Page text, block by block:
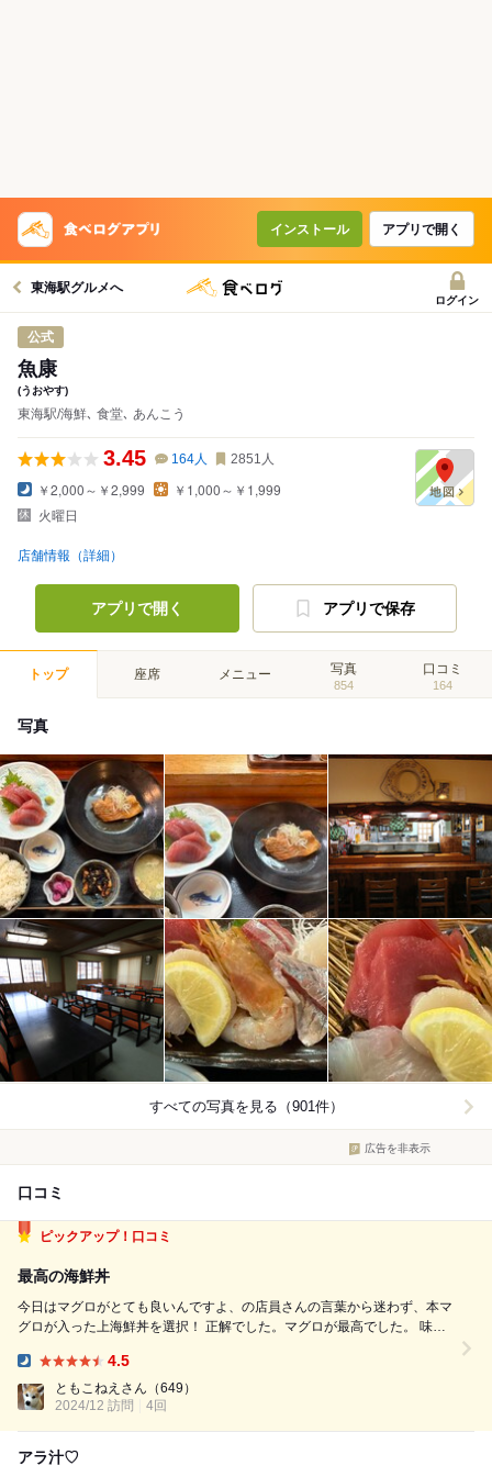
インストール アプリで開く
東海駅グルメへ
ログイン
公式
魚康
(うおやす)
東海駅/海鮮､ 食堂､ あんこう
3.45 164人 2851 人
￥2,000～￥2,999
￥1,000～￥1,999
火曜日
店舗情報（詳細）
アプリで開く アプリで保存
トップ 座席 メニュー 写真
854
口コミ
164
写真
すべての写真を見る（901件）
広告を非表示
口コミ
ピックアップ！口コミ
最高の海鮮丼
今日はマグロがとても良いんですよ、の店員さんの言葉から迷わず、本マ
グロが入った上海鮮丼を選択！ 正解でした。マグロが最高でした。 味噌
分へのご褒美！ どのネタを見ても、厚切りで、本マグロはどんどん脂が
とろけ出して。 縁側のコ...
4.5
ともこねえさん （649）
2024/12 訪問
4回
アラ汁♡